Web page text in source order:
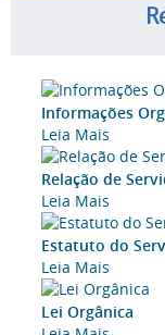
Informações
Leia Mais
Relação de
Leia Mais
Estatuto do
Leia Mais
Lei Orgânica